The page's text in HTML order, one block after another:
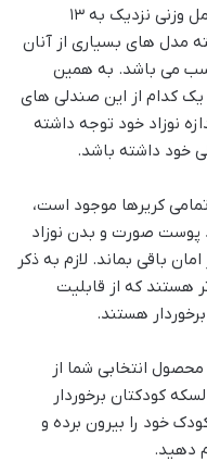
اشاره کردیم، اصولا کریرها با قابلیت تحمل وزنی نزدیک به 13
مدل های بسیاری از آنان
وزن 10 کیلوگرم مناسب می باشد. به همین
کدام از این صندلی های
نوزاد خود توجه داشته
خود داشته باشد.
کریرها موجود است،
صورت و بدن نوزاد
باقی بماند. لازم به ذکر
که از قابلیت
انتخابی شما از
کودکتان برخوردار
خود را بیرون برده و
دهید.